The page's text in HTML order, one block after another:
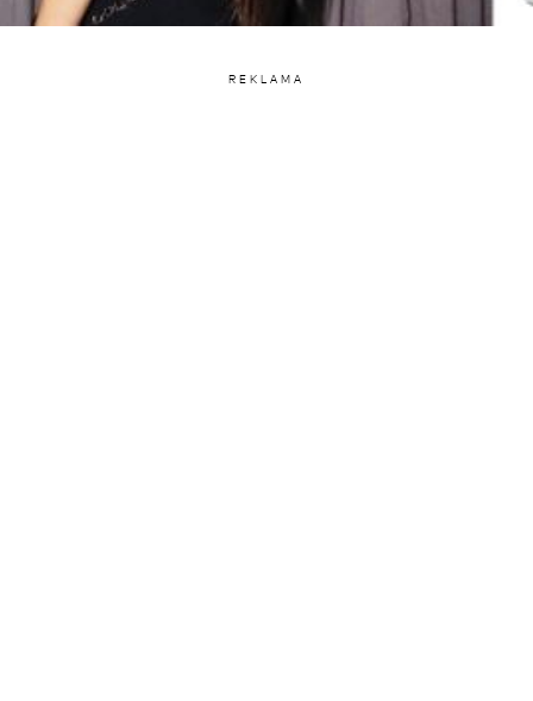
REKLAMA